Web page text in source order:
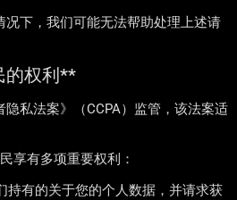
况下，我们可能无法帮助处理上述请
的权利**
私法案》（CCPA）监管，该法案适
享有多项重要权利：
持有的关于您的个人数据，并请求获